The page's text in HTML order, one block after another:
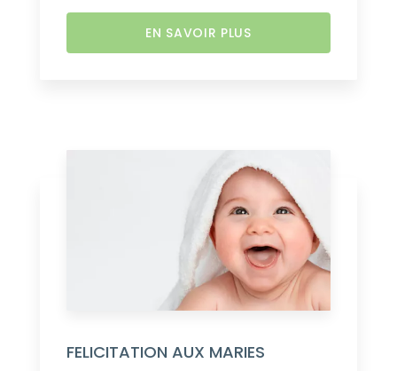
EN SAVOIR PLUS
FELICITATION AUX MARIES